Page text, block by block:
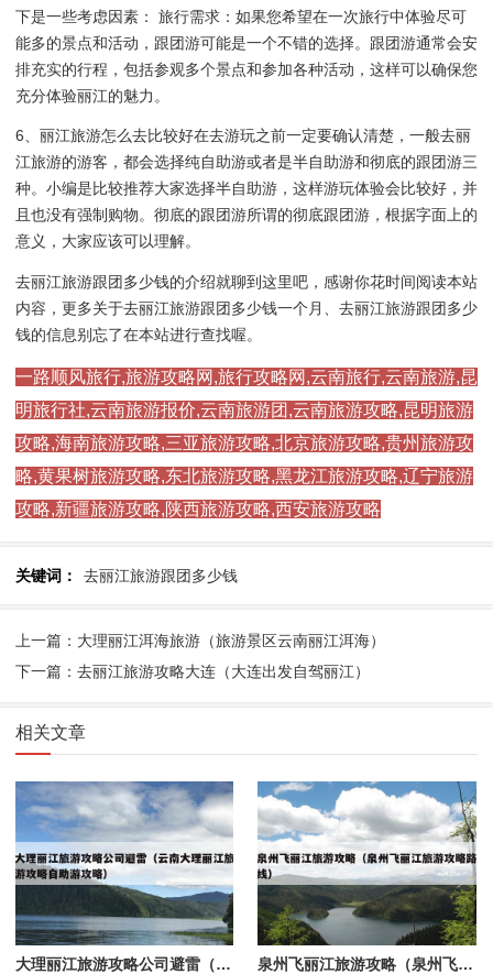
下是一些考虑因素： 旅行需求：如果您希望在一次旅行中体验尽可
能多的景点和活动，跟团游可能是一个不错的选择。跟团游通常会安
排充实的行程，包括参观多个景点和参加各种活动，这样可以确保您
充分体验丽江的魅力。
6、丽江旅游怎么去比较好在去游玩之前一定要确认清楚，一般去丽
江旅游的游客，都会选择纯自助游或者是半自助游和彻底的跟团游三
种。小编是比较推荐大家选择半自助游，这样游玩体验会比较好，并
且也没有强制购物。彻底的跟团游所谓的彻底跟团游，根据字面上的
意义，大家应该可以理解。
去丽江旅游跟团多少钱的介绍就聊到这里吧，感谢你花时间阅读本站
内容，更多关于去丽江旅游跟团多少钱一个月、去丽江旅游跟团多少
钱的信息别忘了在本站进行查找喔。
一路顺风旅行,旅游攻略网,旅行攻略网,云南旅行,云南旅游,昆
明旅行社,云南旅游报价,云南旅游团,云南旅游攻略,昆明旅游
攻略,海南旅游攻略,三亚旅游攻略,北京旅游攻略,贵州旅游攻
略,黄果树旅游攻略,东北旅游攻略,黑龙江旅游攻略,辽宁旅游
攻略,新疆旅游攻略,陕西旅游攻略,西安旅游攻略
关键词： 去丽江旅游跟团多少钱
上一篇：大理丽江洱海旅游（旅游景区云南丽江洱海）
下一篇：去丽江旅游攻略大连（大连出发自驾丽江）
相关文章
大理丽江旅游攻略公司避雷（云南大理丽江旅游攻略自助游攻略） 泉州飞丽江旅游攻略（泉州飞丽江旅游攻略路线）